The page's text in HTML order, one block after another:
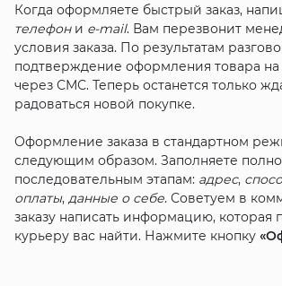
Когда оформляете быстрый заказ,
телефони e-mail. Вам перезвонит
условия заказа. По результатам
подтверждение оформления товара на
через СМС. Теперь останется только
радоваться новой покупке.
Оформление заказа в стандартном
следующим образом. Заполняете
последовательным этапам: адрес,
оплаты, данные о себе. Советуем в
заказу написать информацию, которая
курьеру вас найти. Нажмите кнопку